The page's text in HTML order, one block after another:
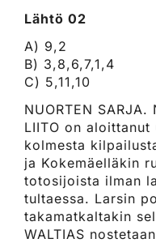
Lähtö 02
A) 9,2
B) 3,8,6,7,1,4
C) 5,11,10
NUORTEN
LIITO on
kolmesta
ja Kokemäelläkin
totosijoista ilman
tultaessa. Larsin
takamatkaltakin
WALTIAS